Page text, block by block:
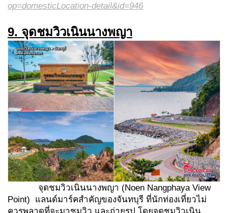
op=domesticLocation-detail&id=946
9. จุดชมวิวเนินนางพญา
จุดชมวิวเนินนางพญา (Noen Nangphaya View
Point) แลนด์มาร์คสำคัญของจันทบุรี ที่นักท่องเที่ยวไม่